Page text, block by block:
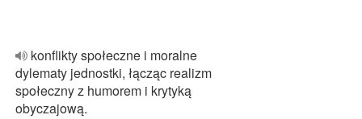
konflikty społeczne i moralne
dylematy jednostki, łącząc realizm
społeczny z humorem i krytyką
obyczajową.